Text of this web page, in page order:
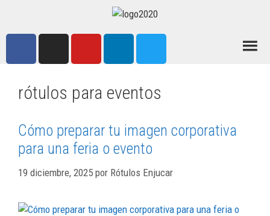
rótulos para eventos
Cómo preparar tu imagen corporativa
para una feria o evento
19 diciembre, 2025 por Rótulos Enjucar